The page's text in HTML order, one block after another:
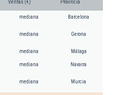
Ventas (€) Provincia
mediana Barcelona
mediana Gerona
mediana Málaga
mediana Navarra
mediana Murcia